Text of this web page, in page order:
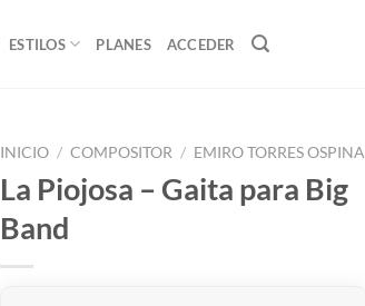
ESTILOS PLANES ACCEDER
INICIO / COMPOSITOR / EMIRO TORRES OSPINA
La Piojosa – Gaita para Big
Band